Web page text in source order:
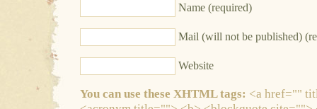
Name (required)
Mail (will not be published)
Website
You can use these XHTML tags: <a href=""